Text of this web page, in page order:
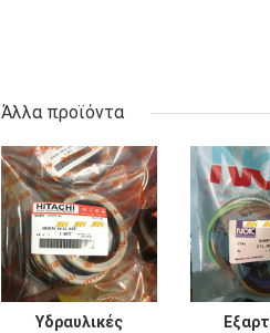
Άλλα προϊόντα
Υδραυλικές